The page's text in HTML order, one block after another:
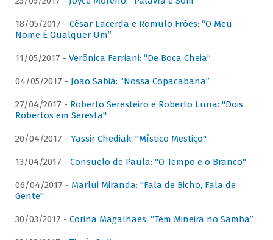
18/05/2017 - César Lacerda e Romulo Fróes: “O Meu
Nome É Qualquer Um”
11/05/2017 - Verônica Ferriani: “De Boca Cheia”
04/05/2017 - João Sabiá: “Nossa Copacabana”
27/04/2017 - Roberto Seresteiro e Roberto Luna: "Dois
Robertos em Seresta"
20/04/2017 - Yassir Chediak: "Místico Mestiço"
13/04/2017 - Consuelo de Paula: "O Tempo e o Branco"
06/04/2017 - Marlui Miranda: "Fala de Bicho, Fala de
Gente"
30/03/2017 - Corina Magalhães: “Tem Mineira no Samba”